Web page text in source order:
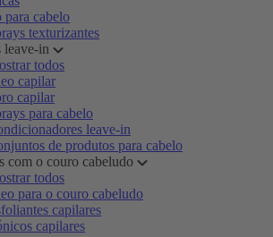
para cabelo
texturizantes
leave-in
todos
capilar
capilar
para cabelo
leave-in
de produtos para cabelo
com o couro cabeludo
todos
para o couro cabeludo
capilares
capilares